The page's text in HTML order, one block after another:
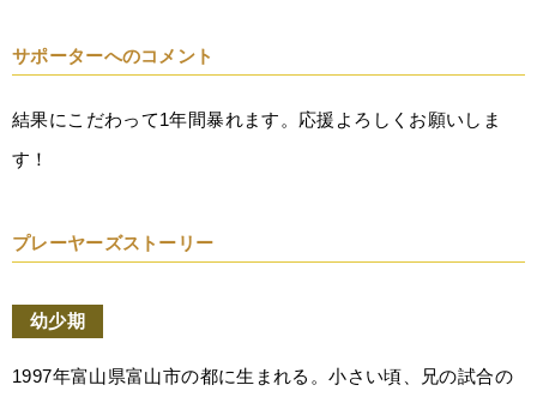
サポーターへのコメント
結果にこだわって1年間暴れます。応援よろしくお願いしま
す！
プレーヤーズストーリー
幼少期
1997年富山県富山市の都に生まれる。小さい頃、兄の試合の